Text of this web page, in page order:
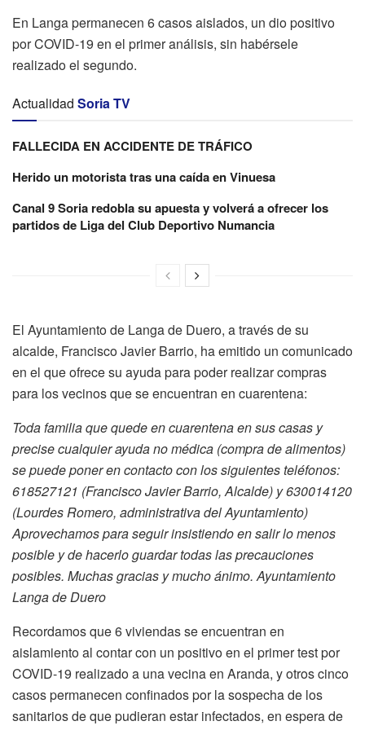
En Langa permanecen 6 casos aislados, un dio positivo
por COVID-19 en el primer análisis, sin habérsele
realizado el segundo.
Actualidad Soria TV
FALLECIDA EN ACCIDENTE DE TRÁFICO
Herido un motorista tras una caída en Vinuesa
Canal 9 Soria redobla su apuesta y volverá a ofrecer los
partidos de Liga del Club Deportivo Numancia
El Ayuntamiento de Langa de Duero, a través de su
alcalde, Francisco Javier Barrio, ha emitido un comunicado
en el que ofrece su ayuda para poder realizar compras
para los vecinos que se encuentran en cuarentena:
Toda familia que quede en cuarentena en sus casas y
precise cualquier ayuda no médica (compra de alimentos)
se puede poner en contacto con los siguientes teléfonos:
618527121 (Francisco Javier Barrio, Alcalde) y 630014120
(Lourdes Romero, administrativa del Ayuntamiento)
Aprovechamos para seguir insistiendo en salir lo menos
posible y de hacerlo guardar todas las precauciones
posibles. Muchas gracias y mucho ánimo. Ayuntamiento
Langa de Duero
Recordamos que 6 viviendas se encuentran en
aislamiento al contar con un positivo en el primer test por
COVID-19 realizado a una vecina en Aranda, y otros cinco
casos permanecen confinados por la sospecha de los
sanitarios de que pudieran estar infectados, en espera de